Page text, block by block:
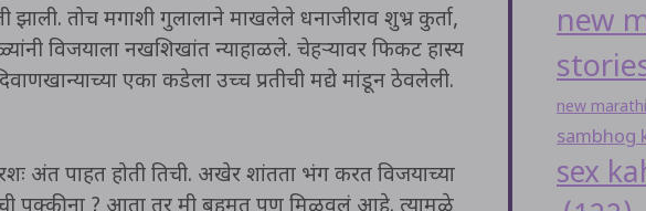
झाली. तोच मगाशी गुलालाने माखलेले धनाजीराव शुभ्र कुर्ता,
विजयाला नखशिखांत न्याहाळले. चेहऱ्यावर फिकट हास्य
एका कडेला उच्च प्रतीची मद्ये मांडून ठेवलेली.
अंत पाहत होती तिची. अखेर शांतता भंग करत विजयाच्या
new
new
sambhog
sex